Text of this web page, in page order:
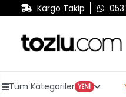
Kargo Takip
Tüm Kategoriler YENİ